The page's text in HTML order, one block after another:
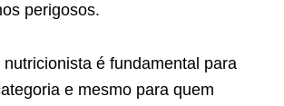
perigosos.
é fundamental para
e mesmo para quem